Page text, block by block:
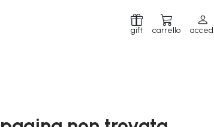
gift carrello accedi